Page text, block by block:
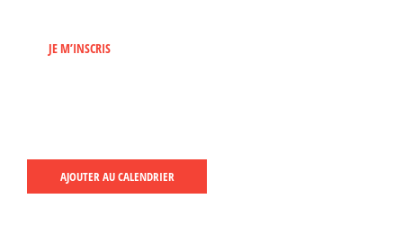
JE M’INSCRIS
AJOUTER AU CALENDRIER